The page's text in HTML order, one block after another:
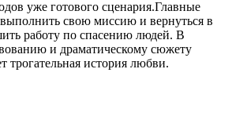
уже готового сценария.Главные
свою миссию и вернуться в
работу по спасению людей. В
и драматическому сюжету
трогательная история любви.